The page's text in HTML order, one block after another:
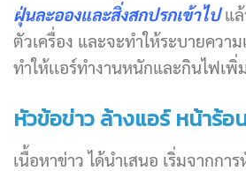
ฝุ่นละอองและสิ่งสกปรกเข้าไปแล้
ตัวเครื่อง และจะทำให้ระบายความ
ทำให้เเอร์ทำงานหนักและกินไฟเพิ่
หัวข้อข่าว ล้างแอร์ หน้าร้อ
เนื้อหาข่าว ได้นำเสนอ เริ่มจากกา